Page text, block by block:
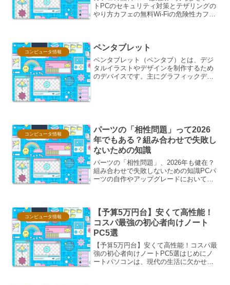
トPCのセキュリティ対策とテザリングの
やり方カフェの無料Wi-Fiの危険性カフェ
には...
コンピュータ情報 ペンタブレット
ペンタブレット（ペンタブ）とは、デジ
タルイラストやデザインを制作するため
のデバイスです。主にグラフィックデザ
コンピュータ情報
パーツの「相性問題」って2026
年でもある？組み合わせで失敗し
ないための知識
パーツの「相性問題」、2026年も健在？
組み合わせで失敗しないための知識PCパ
ーツの自作やアップグレードにおいて、
そも起動しなかったり...
コンピュータ情報
【予算5万円台】安くて高性能！
コスパ最強の初心者向けノート
PC5選
【予算5万円台】安くて高性能！コスパ最
強の初心者向けノートPC5選はじめにノ
ートパソコンは、現代の生活に欠かせな